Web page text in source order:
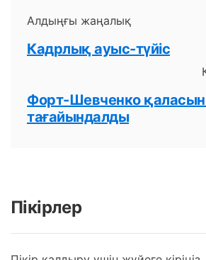
Алдыңғы жаңалық
Кадрлық ауыс-түйіс
Форт-Шевченко
тағайындалды
Пікірлер